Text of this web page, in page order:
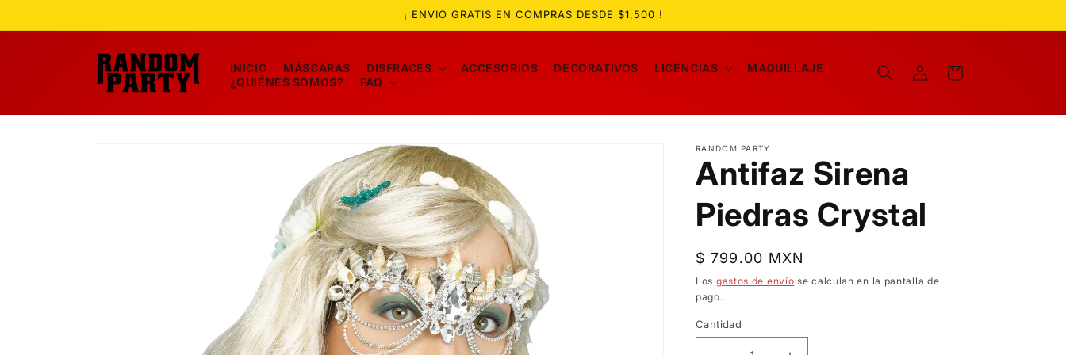
al contenido
¡ ENVIO GRATIS EN COMPRAS DESDE $1,500 !
INICIO MÁSCARAS DISFRACES ACCESORIOS DECORATIVOS LICENCIAS
MAQUILLAJE
¿QUIÉNES SOMOS?
FAQ
Iniciar
sesión
Carrito
RANDOM PARTY
Antifaz Sirena
Piedras Crystal
Precio
habitual
$ 799.00 MXN
Los gastos de envío se calculan en la pantalla de
pago.
Cantidad